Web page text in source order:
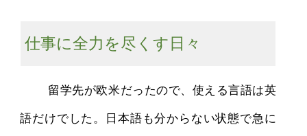
仕事に全力を尽くす日々
留学先が欧米だったので、使える言語は英
語だけでした。日本語も分からない状態で急に